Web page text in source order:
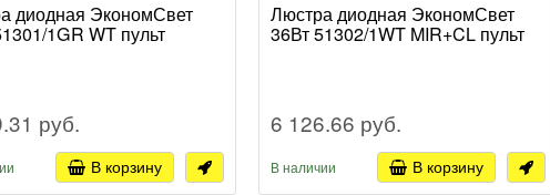
диодная ЭкономСвет
1GR WT пульт
руб.
В корзину
Люстра диодная ЭкономСвет
36Вт 51302/1WT MIR+CL пульт
6 126.66 руб.
В наличии В корзину